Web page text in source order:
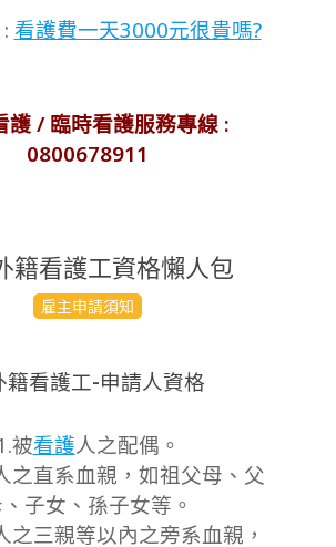
看護費一天3000元很貴嗎?
護 / 臨時看護服務專線 :
0800678911
籍看護工資格懶人包
雇主申請須知
籍看護工-申請人資格
被看護人之配偶。
之直系血親，如祖父母、父
子女、孫子女等。
之三親等以內之旁系血親，